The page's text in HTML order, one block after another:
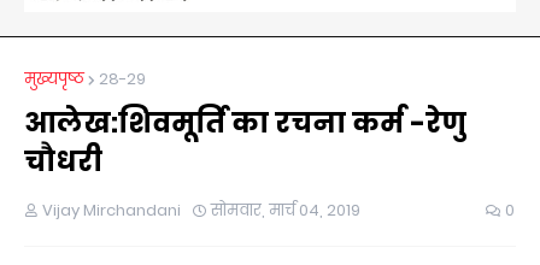
मुख्यपृष्ठ 28-29
आलेख:शिवमूर्ति का रचना कर्म -रेणु
चौधरी
Vijay Mirchandani सोमवार, मार्च 04, 2019 0